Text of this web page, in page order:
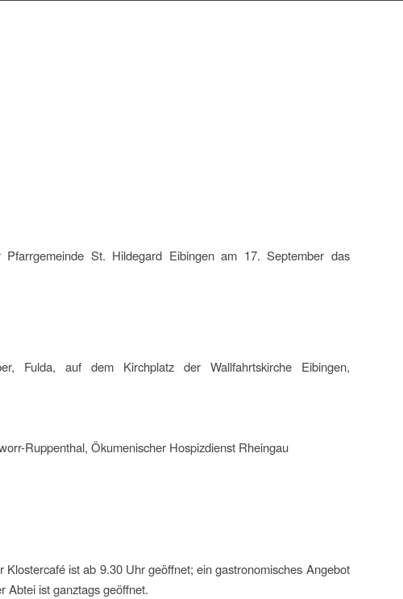
St. Hildegard Eibingen am 17. September das
Fulda, auf dem Kirchplatz der Wallfahrtskirche Eibingen,
Ruppenthal, Ökumenischer Hospizdienst Rheingau
ist ab 9.30 Uhr geöffnet; ein gastronomisches Angebot
Abtei ist ganztags geöffnet.